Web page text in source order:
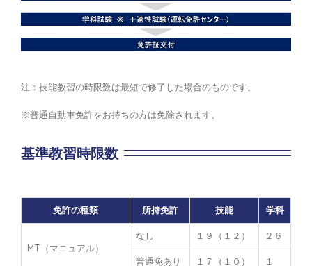
注：技能教習の時限数は最短で修了した場合のものです。
※普通自動車免許をお持ちの方は免除されます。
基準教習時限数
免許の種類 所持免許 技能 学科
MT（マニュアル）
なし １９（１２） ２６
普通免あり １７（１０） １